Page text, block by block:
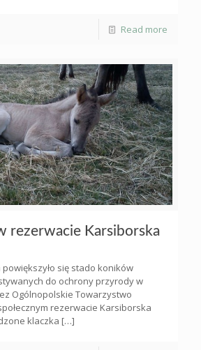
Read more
rezerwacie Karsiborska
się stado koników
do ochrony przyrody w
Ogólnopolskie Towarzystwo
rezerwacie Karsiborska
klaczka […]